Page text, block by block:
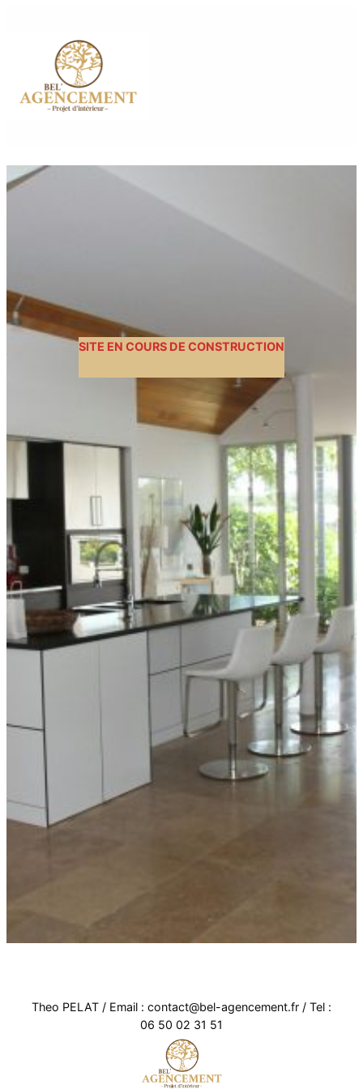
SITE EN COURS DE CONSTRUCTION
Theo PELAT / Email : contact@bel-agencement.fr / Tel :
06 50 02 31 51